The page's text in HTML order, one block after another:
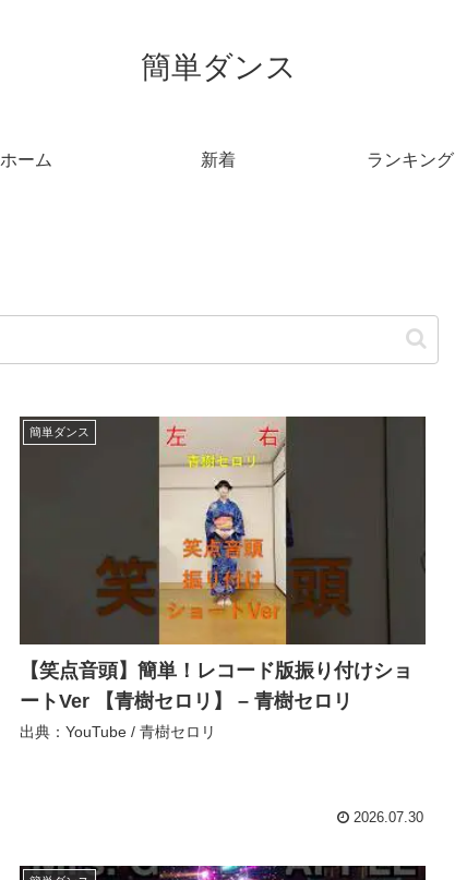
簡単ダンス
ホーム 新着 ランキング
簡単ダンス
【笑点音頭】簡単！レコード版振り付けショ
ートVer 【青樹セロリ】 – 青樹セロリ
出典：YouTube / 青樹セロリ
2026.07.30